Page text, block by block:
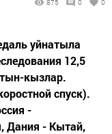
875 0 0
уйнатыла
12,5
кызлар.
спуск).
-
Дания - Кытай,